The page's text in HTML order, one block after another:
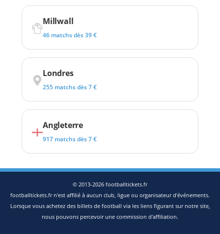
Millwall
46 matchs dès 39 €
Londres
255 matchs dès 7 €
Angleterre
917 matchs dès 7 €
© 2013-2026 footballtickets.fr
footballtickets.fr n'est affilié à aucun club, ligue ou organisateur d'événements.
Lorsque vous achetez des billets de football via les liens figurant sur notre site,
nous pouvons percevoir une commission d'affiliation.